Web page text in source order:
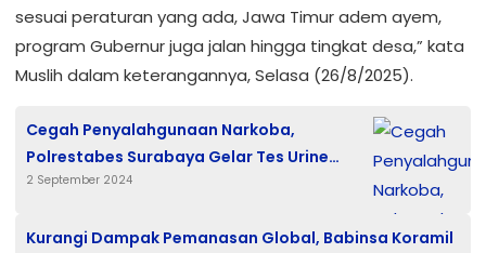
sesuai peraturan yang ada, Jawa Timur adem ayem,
program Gubernur juga jalan hingga tingkat desa,” kata
Muslih dalam keterangannya, Selasa (26/8/2025).
Cegah Penyalahgunaan Narkoba,
Polrestabes Surabaya Gelar Tes Urine
untuk Anggota Kepolisian
2 September 2024
Kurangi Dampak Pemanasan Global, Babinsa Koramil